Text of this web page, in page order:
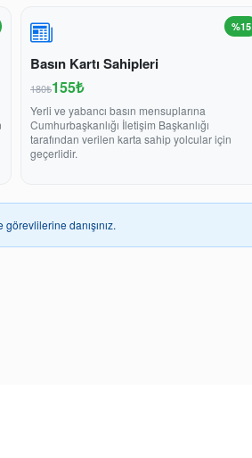
%15
Basın Kartı Sahipleri
180₺155₺
Yerli ve yabancı basın mensuplarına
Cumhurbaşkanlığı İletişim Başkanlığı
tarafından verilen karta sahip yolcular için
geçerlidir.
danışınız.